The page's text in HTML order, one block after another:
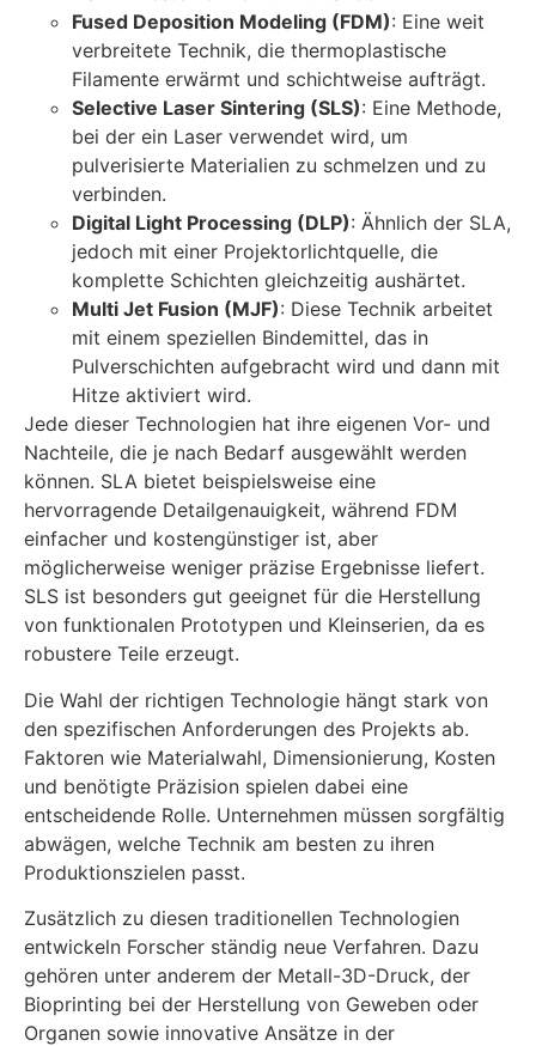
Fused Deposition Modeling (FDM): Eine weit
verbreitete Technik, die thermoplastische
Filamente erwärmt und schichtweise aufträgt.
Selective Laser Sintering (SLS): Eine Methode,
bei der ein Laser verwendet wird, um
pulverisierte Materialien zu schmelzen und zu
verbinden.
Digital Light Processing (DLP): Ähnlich der SLA,
jedoch mit einer Projektorlichtquelle, die
komplette Schichten gleichzeitig aushärtet.
Multi Jet Fusion (MJF): Diese Technik arbeitet
mit einem speziellen Bindemittel, das in
Pulverschichten aufgebracht wird und dann mit
Hitze aktiviert wird.
Jede dieser Technologien hat ihre eigenen Vor- und
Nachteile, die je nach Bedarf ausgewählt werden
können. SLA bietet beispielsweise eine
hervorragende Detailgenauigkeit, während FDM
einfacher und kostengünstiger ist, aber
möglicherweise weniger präzise Ergebnisse liefert.
SLS ist besonders gut geeignet für die Herstellung
von funktionalen Prototypen und Kleinserien, da es
robustere Teile erzeugt.
Die Wahl der richtigen Technologie hängt stark von
den spezifischen Anforderungen des Projekts ab.
Faktoren wie Materialwahl, Dimensionierung, Kosten
und benötigte Präzision spielen dabei eine
entscheidende Rolle. Unternehmen müssen sorgfältig
abwägen, welche Technik am besten zu ihren
Produktionszielen passt.
Zusätzlich zu diesen traditionellen Technologien
entwickeln Forscher ständig neue Verfahren. Dazu
gehören unter anderem der Metall-3D-Druck, der
Bioprinting bei der Herstellung von Geweben oder
Organen sowie innovative Ansätze in der